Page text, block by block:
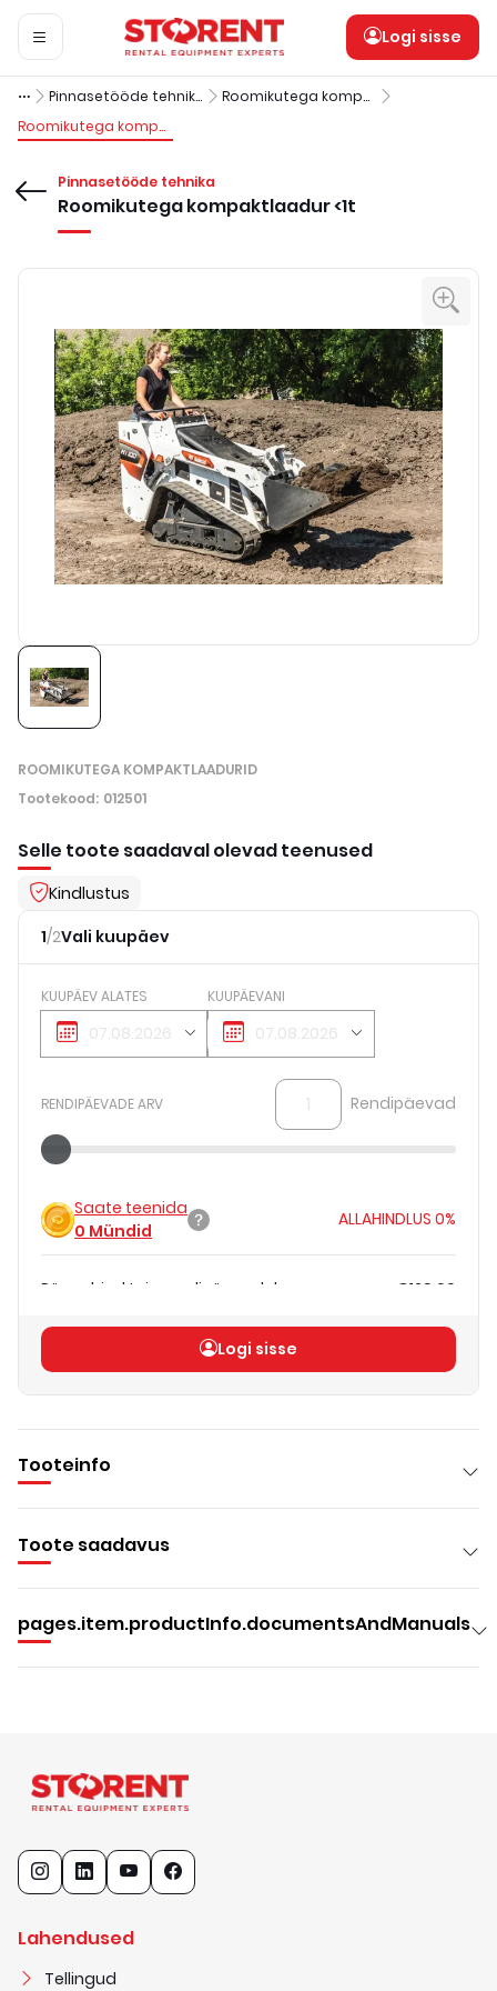
Logi sisse
Pinnasetööde tehnika
Roomikutega kompaktlaadurid
Roomikutega kompaktlaadur <1t
Pinnasetööde tehnika
Roomikutega kompaktlaadur <1t
ROOMIKUTEGA KOMPAKTLAADURID
Tootekood: 012501
Selle toote saadaval olevad teenused
Kindlustus
1/2Vali kuupäev
KUUPÄEV ALATES KUUPÄEVANI
RENDIPÄEVADE ARV Rendipäevad
Saate teenida
0 Mündid
ALLAHINDLUS 0%
Päevahind teie rendipäevadele €129.00
ilma KM-ta)Logi sisse
Tooteinfo
Toote saadavus
pages.item.productInfo.documentsAndManuals
Lahendused
Tellingud